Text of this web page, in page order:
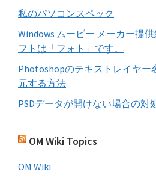
私のパソコンスペック
Windows ムービー メーカー提
フトは「フォト」です。
Photoshopのテキストレイヤー
元する方法
PSDデータが開けない場合の対
OM Wiki Topics
OM Wiki